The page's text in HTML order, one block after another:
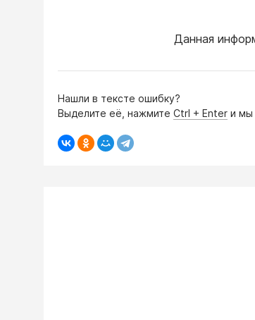
Данная
Нашли в тексте ошибку?
Выделите её, нажмите Ctrl + Enter и мы